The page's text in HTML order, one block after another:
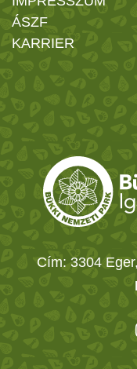
ÁSZF
KARRIER
Cím: 3304